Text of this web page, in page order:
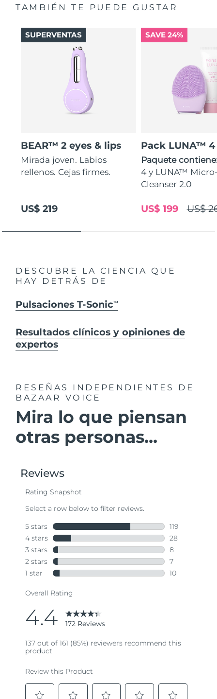
TAMBIÉN TE PUEDE GUSTAR
BEAR™ 2 eyes & lips
Mirada joven. Labios
rellenos. Cejas firmes.
US$ 219
SUPERVENTAS SAVE 24%
Pack LUNA™ 4
Paquete
4 y LUNA™
Cleanser 2.0
US$
US$ 199
DESCUBRE LA CIENCIA QUE
HAY DETRÁS DE
Pulsaciones T-SonicTM
Resultados clínicos y opiniones de
expertos
RESEÑAS INDEPENDIENTES
DE
BAZAAR VOICE
Mira lo que piensan
otras personas...